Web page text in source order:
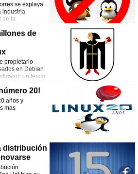
se explaya
industria
de la
de
propietario
en Debian
un tercio
20!
años y
mas
distribución